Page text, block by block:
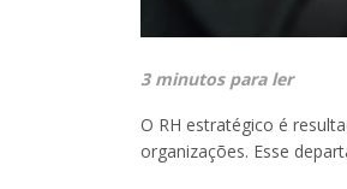
3 minutos para ler
O RH estratégico é
organizações. Esse